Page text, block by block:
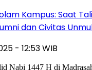
Kampus: Saat
dan Civitas
- 12:53 WIB